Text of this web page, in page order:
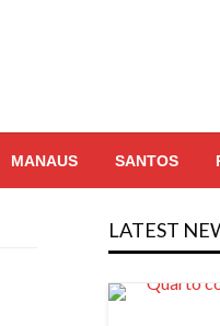
MANAUS SANTOS
LATEST